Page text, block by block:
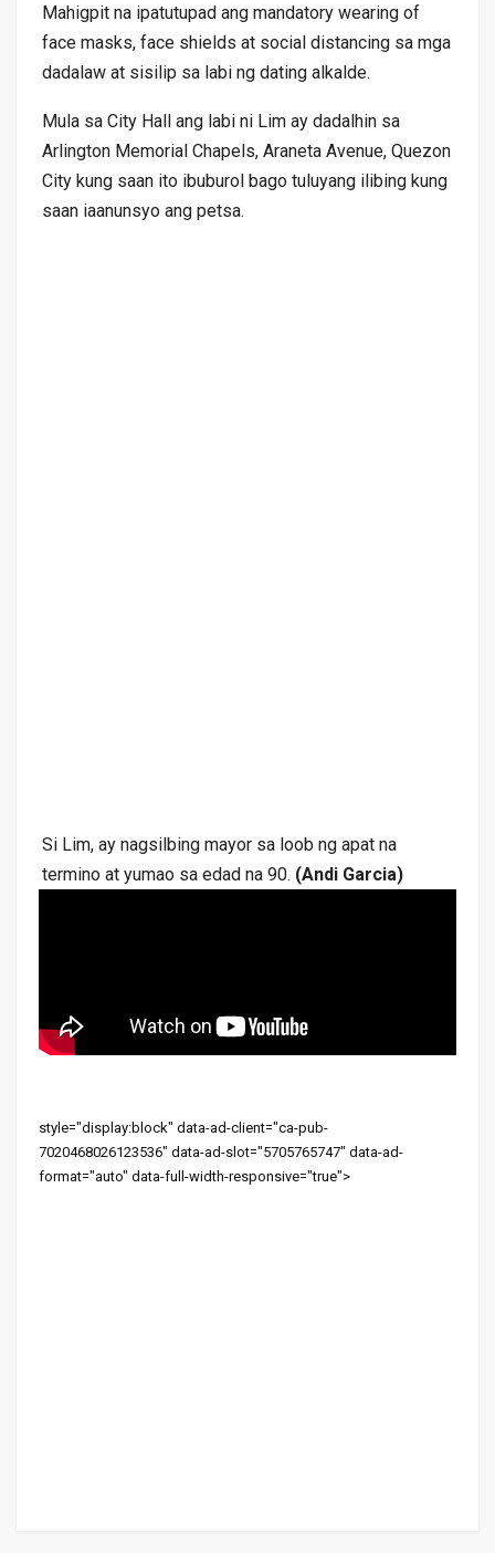
Mahigpit na ipatutupad ang mandatory wearing of
face masks, face shields at social distancing sa mga
dadalaw at sisilip sa labi ng dating alkalde.
Mula sa City Hall ang labi ni Lim ay dadalhin sa
Arlington Memorial Chapels, Araneta Avenue, Quezon
City kung saan ito ibuburol bago tuluyang ilibing kung
saan iaanunsyo ang petsa.
Si Lim, ay nagsilbing mayor sa loob ng apat na
termino at yumao sa edad na 90. (Andi Garcia)
style="display:block" data-ad-client="ca-pub-
7020468026123536" data-ad-slot="5705765747" data-ad-
format="auto" data-full-width-responsive="true">